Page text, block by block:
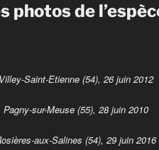
photos de
Villey-Saint-Etienne (54), 26 juin 2012
Pagny-sur-Meuse (55), 28 juin 2010
aux-Salines (54), 29 juin 2016